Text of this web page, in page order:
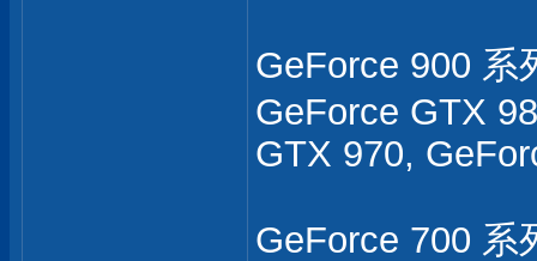
GeForce 900 系
GeForce GTX
GTX 970,
GeForce 700 系